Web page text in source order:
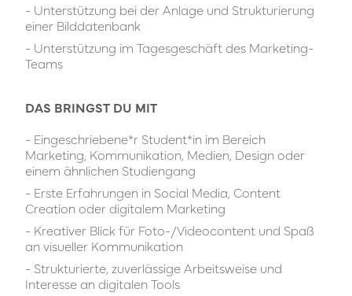
- Unterstützung bei der Anlage und Strukturierung
einer Bilddatenbank
- Unterstützung im Tagesgeschäft des Marketing-
Teams
DAS BRINGST DU MIT
- Eingeschriebene*r Student*in im Bereich
Marketing, Kommunikation, Medien, Design oder
einem ähnlichen Studiengang
- Erste Erfahrungen in Social Media, Content
Creation oder digitalem Marketing
- Kreativer Blick für Foto-/Videocontent und Spaß
an visueller Kommunikation
- Strukturierte, zuverlässige Arbeitsweise und
Interesse an digitalen Tools